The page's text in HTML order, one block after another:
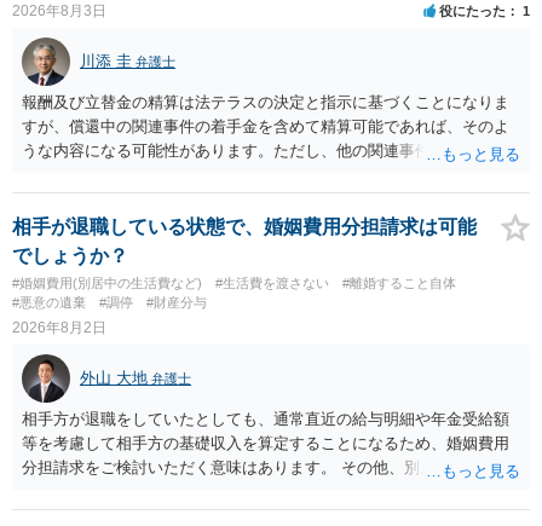
2026年8月3日 役にたった 1
川添 圭 弁護士
報酬及び立替金の精算は法テラスの決定と指示に基づくことになりま
すが、償還中の関連事件の着手金を含めて精算可能であれば、そのよ
うな内容になる可能性があります。ただし、他の関連事件でも相手方
情によって対応が違いますので、法テラスへお尋ねいただいた方が確
実です。
相手が退職している状態で、婚姻費用分担請求は可能
でしょうか？
#婚姻費用(別居中の生活費など) #生活費を渡さない
#離婚すること自体
#悪意の遺棄
#調停 #財産分与
2026年8月2日
外山 大地 弁護士
相手方が退職をしていたとしても、通常直近の給与明細や年金受給額
等を考慮して相手方の基礎収入を算定することになるため、婚姻費用
分担請求をご検討いただく意味はあります。 その他、別居の経緯、質
て、ご検討いただくのが良いかと思います。